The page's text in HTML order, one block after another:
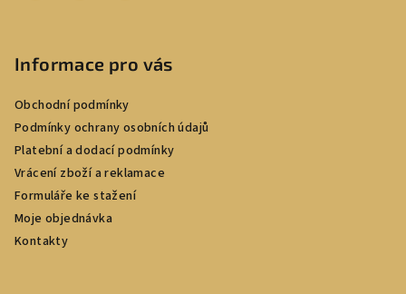
Informace pro vás
Obchodní podmínky
Podmínky ochrany osobních údajů
Platební a dodací podmínky
Vrácení zboží a reklamace
Formuláře ke stažení
Moje objednávka
Kontakty